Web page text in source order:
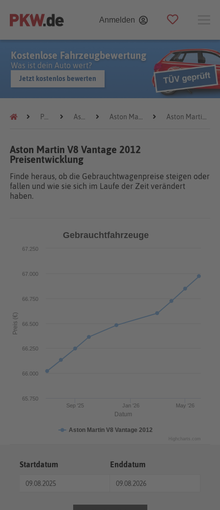
Anmelden
Kostenlose Fahrzeugbewertung
Was ist dein Auto wert?
Jetzt kostenlos bewerten
Preistrends Aston Martin Aston Martin V8 Vantage Aston Martin V8 Vantage 2012
Aston Martin V8 Vantage 2012
Preisentwicklung
Finde heraus, ob die Gebrauchtwagenpreise steigen oder
fallen und wie sie sich im Laufe der Zeit verändert
haben.
Datum
Preis (€)
Gebrauchtfahrzeuge
Aston Martin V8 Vantage 2012
Jan '26
Sep '25 May '26
66.000
67.000
65.750
66.250
66.500
66.750
67.250
Highcharts.com
Startdatum Enddatum